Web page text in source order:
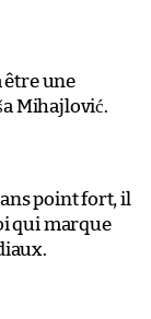
être une
Mihajlović.
point fort, il
qui marque